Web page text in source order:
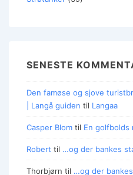
SENESTE
Den famøse og sjove
| Langå guiden til Langaa
Casper Blom til En golfbolds
Robert til …og der bankes
Thorbjørn til …og der